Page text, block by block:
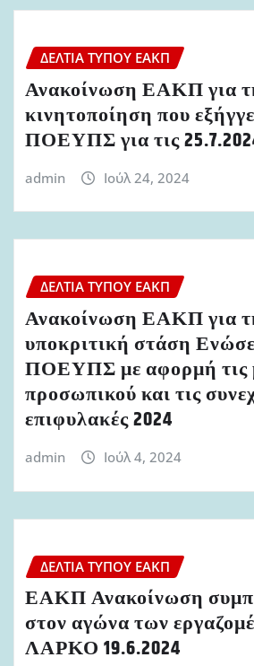
ΔΕΛΤΊΑ ΤΎΠΟΥ ΕΑΚΠ
Ανακοίνωση ΕΑΚΠ για
κινητοποίηση που
ΠΟΕΥΠΣ για τις
admin Ιούλ 24, 2024
ΔΕΛΤΊΑ ΤΎΠΟΥ ΕΑΚΠ
Ανακοίνωση ΕΑΚΠ για
υποκριτική στάση
ΠΟΕΥΠΣ με αφορμή τις
προσωπικού και τις
επιφυλακές 2024
admin Ιούλ 4, 2024
ΔΕΛΤΊΑ ΤΎΠΟΥ ΕΑΚΠ
ΕΑΚΠ Ανακοίνωση
στον αγώνα των
ΛΑΡΚΟ 19.6.2024